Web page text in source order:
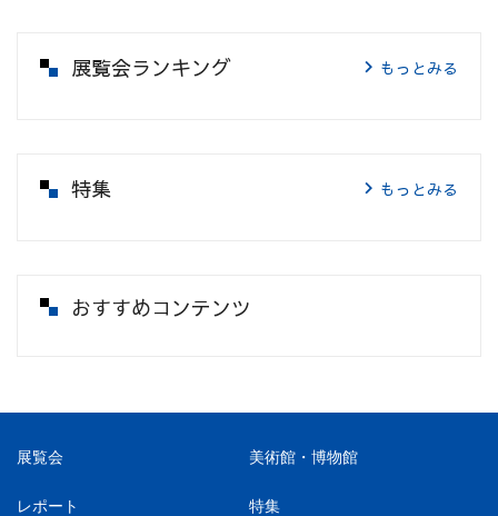
展覧会ランキング もっとみる
特集 もっとみる
おすすめコンテンツ
展覧会 美術館・博物館
レポート
特集